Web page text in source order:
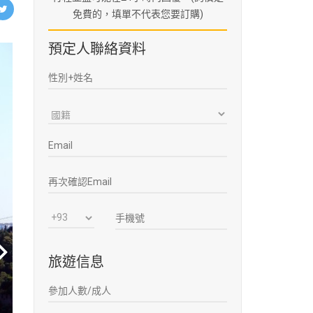
免費的，填單不代表您要訂購)
預定人聯絡資料
旅遊信息